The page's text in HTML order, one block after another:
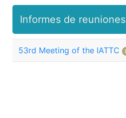
Informes de reuniones
53rd Meeting of the IATTC